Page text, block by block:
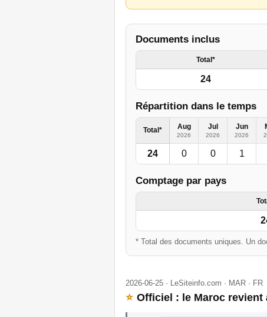
Documents inclus
Total*
24
Répartition dans le temps
Total* Aug
2026
Jul
2026
Jun
2026
24 0 0 1
Comptage par pays
* Total des documents uniques. Un
2026-06-25 · LeSiteinfo.com · MAR · FR
⭐ Officiel : le Maroc revient